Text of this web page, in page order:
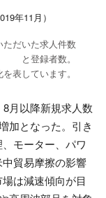
だいた求人件数
と登録者数。
表しています。
月以降新規求人数
加となった。引き
モーター、パワ
貿易摩擦の影響
は減速傾向が目